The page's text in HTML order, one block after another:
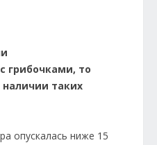
грибочками, то
наличии таких
опускалась ниже 15